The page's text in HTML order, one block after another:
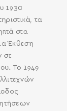
1930
τα
στα
Έκθεση
σε
Το 1949